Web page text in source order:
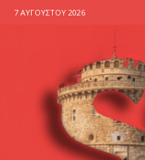
7 ΑΥΓΟΎΣΤΟΥ 2026